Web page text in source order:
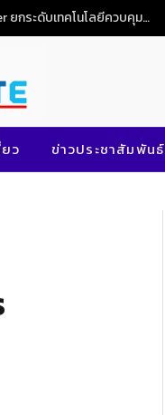
“ภัทรพงศ์” หนุน บวท. ลุยโครงการ Digital Tower ยกระดับเทคโนโลยีควบคุมจราจรทางอากาศไทย
ว ข่าวประชาสัมพันธ์